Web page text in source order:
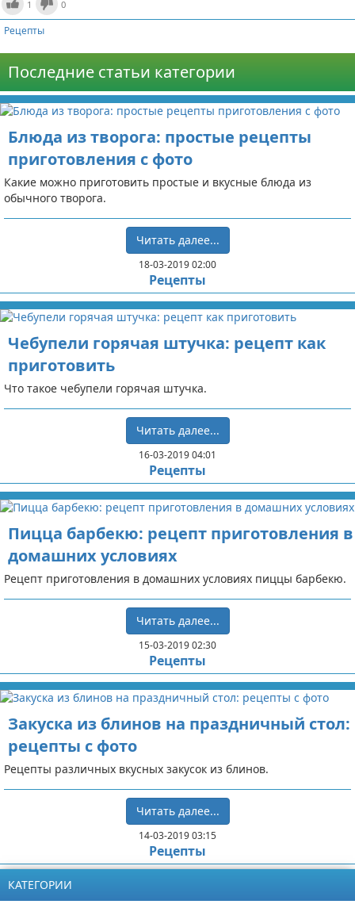
1 0
Рецепты
Последние статьи категории
Блюда из творога: простые рецепты
приготовления с фото
Какие можно приготовить простые и вкусные блюда из
обычного творога.
Читать далее...
18-03-2019 02:00
Рецепты
Чебупели горячая штучка: рецепт как
приготовить
Что такое чебупели горячая штучка.
Читать далее...
16-03-2019 04:01
Рецепты
Пицца барбекю: рецепт приготовления в
домашних условиях
Рецепт приготовления в домашних условиях пиццы барбекю.
Читать далее...
15-03-2019 02:30
Рецепты
Закуска из блинов на праздничный стол:
рецепты с фото
Рецепты различных вкусных закусок из блинов.
Читать далее...
14-03-2019 03:15
Рецепты
КАТЕГОРИИ